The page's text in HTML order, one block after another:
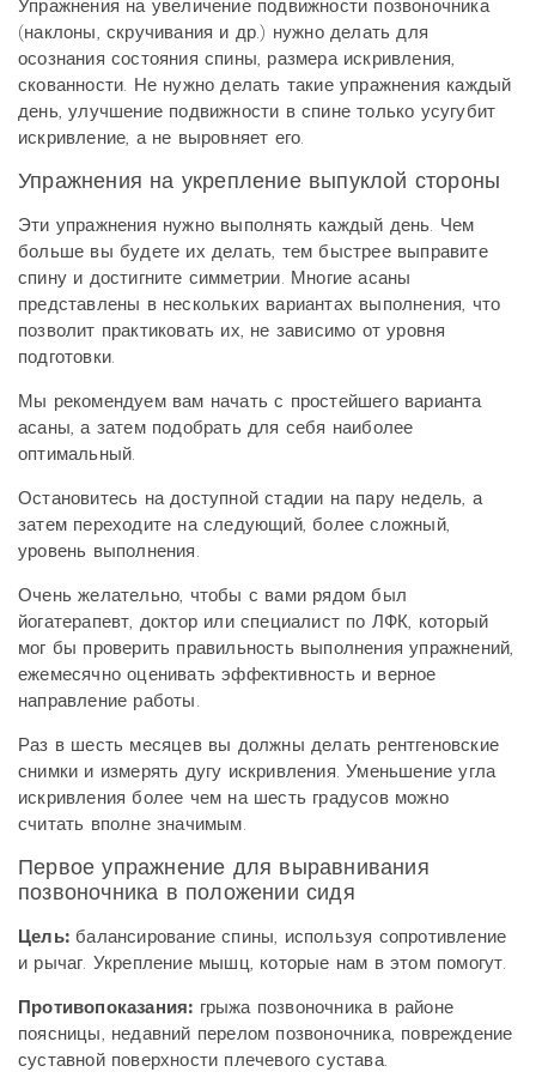
Упражнения на увеличение подвижности позвоночника
(наклоны, скручивания и др.) нужно делать для
осознания состояния спины, размера искривления,
скованности. Не нужно делать такие упражнения каждый
день, улучшение подвижности в спине только усугубит
искривление, а не выровняет его.
Упражнения на укрепление выпуклой стороны
Эти упражнения нужно выполнять каждый день. Чем
больше вы будете их делать, тем быстрее выправите
спину и достигните симметрии. Многие асаны
представлены в нескольких вариантах выполнения, что
позволит практиковать их, не зависимо от уровня
подготовки.
Мы рекомендуем вам начать с простейшего варианта
асаны, а затем подобрать для себя наиболее
оптимальный.
Остановитесь на доступной стадии на пару недель, а
затем переходите на следующий, более сложный,
уровень выполнения.
Очень желательно, чтобы с вами рядом был
йогатерапевт, доктор или специалист по ЛФК, который
мог бы проверить правильность выполнения упражнений,
ежемесячно оценивать эффективность и верное
направление работы.
Раз в шесть месяцев вы должны делать рентгеновские
снимки и измерять дугу искривления. Уменьшение угла
искривления более чем на шесть градусов можно
считать вполне значимым.
Первое упражнение для выравнивания
позвоночника в положении сидя
Цель: балансирование спины, используя сопротивление
и рычаг. Укрепление мышц, которые нам в этом помогут.
Противопоказания: грыжа позвоночника в районе
поясницы, недавний перелом позвоночника, повреждение
суставной поверхности плечевого сустава.